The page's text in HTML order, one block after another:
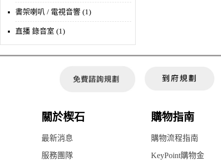
書架喇叭 / 電視音響 (1)
直播 錄音室 (1)
關於楔石 購物指南
最新消息 購物流程指南
服務團隊 KeyPoint購物金